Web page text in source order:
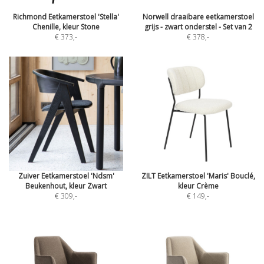
Richmond Eetkamerstoel 'Stella'
Chenille, kleur Stone
€ 373,-
Norwell draaibare eetkamerstoel
grijs - zwart onderstel - Set van 2
€ 378,-
Zuiver Eetkamerstoel 'Ndsm'
Beukenhout, kleur Zwart
€ 309,-
ZILT Eetkamerstoel 'Maris' Bouclé,
kleur Crème
€ 149,-